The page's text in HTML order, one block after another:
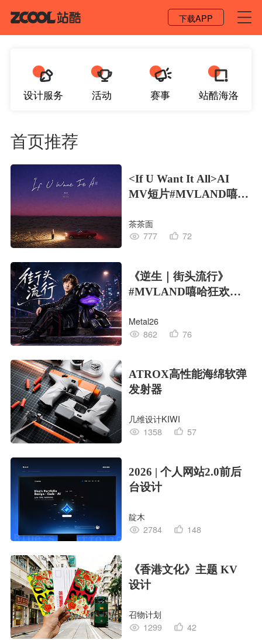
下载APP
设计服务 活动 赛事 站酷海洛
首页推荐
<If U Want It All>AI
MV短片#MVLAND嘻哈
茶茶面
777
72
《逆生｜街头流行》
#MVLAND嘻哈狂欢派
Metal26
862
76
ATROX高性能海绵软弹
发射器
几维设计KIWI
1358
57
2026 | 个人网站2.0前后
台设计
靛木
2784
148
《香港文化》主题 KV
设计
召物计划
1299
42